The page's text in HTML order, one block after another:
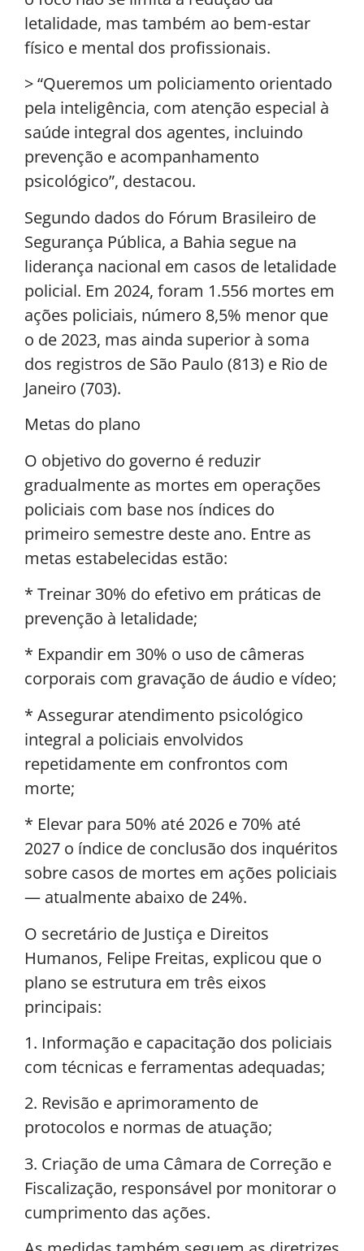
letalidade, mas também ao bem-estar
físico e mental dos profissionais.
> “Queremos um policiamento orientado
pela inteligência, com atenção especial à
saúde integral dos agentes, incluindo
prevenção e acompanhamento
psicológico”, destacou.
Segundo dados do Fórum Brasileiro de
Segurança Pública, a Bahia segue na
liderança nacional em casos de letalidade
policial. Em 2024, foram 1.556 mortes em
ações policiais, número 8,5% menor que
o de 2023, mas ainda superior à soma
dos registros de São Paulo (813) e Rio de
Janeiro (703).
Metas do plano
O objetivo do governo é reduzir
gradualmente as mortes em operações
policiais com base nos índices do
primeiro semestre deste ano. Entre as
metas estabelecidas estão:
* Treinar 30% do efetivo em práticas de
prevenção à letalidade;
* Expandir em 30% o uso de câmeras
corporais com gravação de áudio e vídeo;
* Assegurar atendimento psicológico
integral a policiais envolvidos
repetidamente em confrontos com
morte;
* Elevar para 50% até 2026 e 70% até
2027 o índice de conclusão dos inquéritos
sobre casos de mortes em ações policiais
— atualmente abaixo de 24%.
O secretário de Justiça e Direitos
Humanos, Felipe Freitas, explicou que o
plano se estrutura em três eixos
principais:
1. Informação e capacitação dos policiais
com técnicas e ferramentas adequadas;
2. Revisão e aprimoramento de
protocolos e normas de atuação;
3. Criação de uma Câmara de Correção e
Fiscalização, responsável por monitorar o
cumprimento das ações.